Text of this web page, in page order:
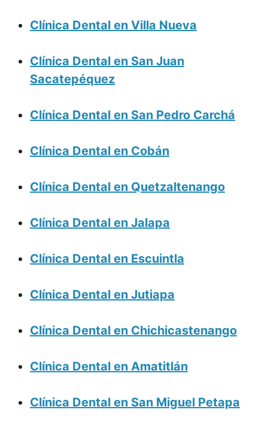
Clínica Dental en Villa Nueva
Clínica Dental en San Juan
Sacatepéquez
Clínica Dental en San Pedro Carchá
Clínica Dental en Cobán
Clínica Dental en Quetzaltenango
Clínica Dental en Jalapa
Clínica Dental en Escuintla
Clínica Dental en Jutiapa
Clínica Dental en Chichicastenango
Clínica Dental en Amatitlán
Clínica Dental en San Miguel Petapa